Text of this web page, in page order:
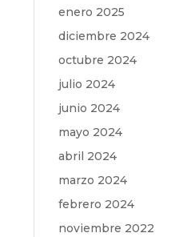
enero 2025
diciembre 2024
octubre 2024
julio 2024
junio 2024
mayo 2024
abril 2024
marzo 2024
febrero 2024
noviembre 2022